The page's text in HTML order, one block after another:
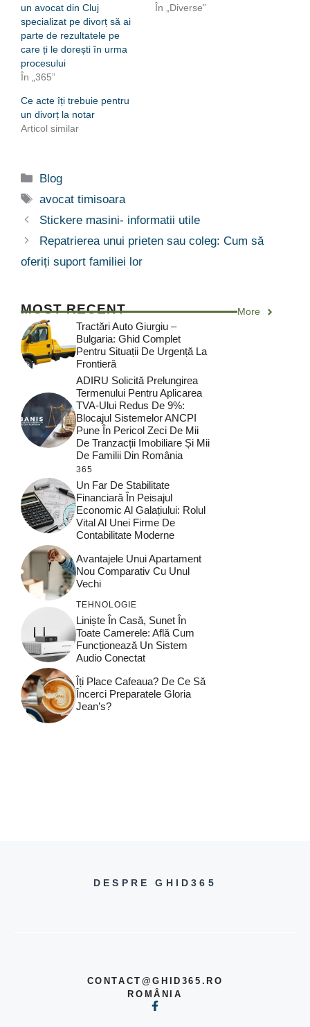
un avocat din Cluj
specializat pe divorț să ai
parte de rezultatele pe
care ți le dorești în urma
procesului
În „365”
În „Diverse”
Ce acte îți trebuie pentru
un divorț la notar
Articol similar
Categorii
Blog
Etichete
avocat timisoara
Stickere masini- informatii utile
Repatrierea unui prieten sau coleg: Cum să
oferiți suport familiei lor
MOST RECENT More
Tractări Auto Giurgiu –
Bulgaria: Ghid Complet
Pentru Situații De Urgență La
Frontieră
ADIRU Solicită Prelungirea
Termenului Pentru Aplicarea
TVA-Ului Redus De 9%:
Blocajul Sistemelor ANCPI
Pune În Pericol Zeci De Mii
De Tranzacții Imobiliare Și Mii
De Familii Din România
365
Un Far De Stabilitate
Financiară În Peisajul
Economic Al Galațiului: Rolul
Vital Al Unei Firme De
Contabilitate Moderne
Avantajele Unui Apartament
Nou Comparativ Cu Unul
Vechi
TEHNOLOGIE
Liniște În Casă, Sunet În
Toate Camerele: Află Cum
Funcționează Un Sistem
Audio Conectat
Îți Place Cafeaua? De Ce Să
Încerci Preparatele Gloria
Jean’s?
DESPRE GHID365
CONTACT@GHID365.RO
ROMÂNIA